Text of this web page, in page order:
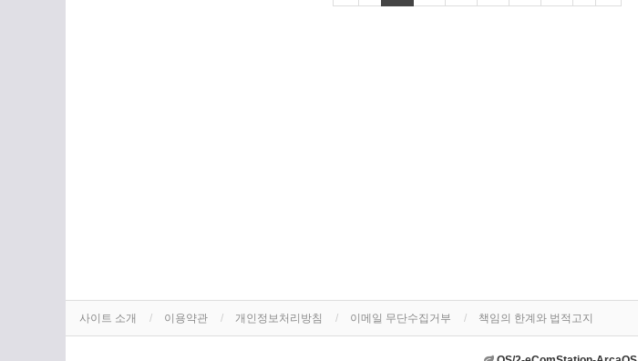
사이트 소개 이용약관 개인정보처리방침 이메일 무단수집거부 책임의 한계와 법적고지